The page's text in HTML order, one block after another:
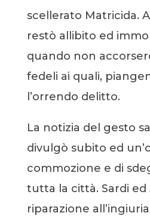
scellerato Matricida.
restò allibito ed
quando non
fedeli ai quali,
l’orrendo delitto.
La notizia del gesto
divulgò subito ed
commozione e di
tutta la città. Sardi ed
riparazione